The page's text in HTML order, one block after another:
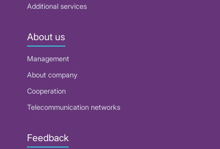
Additional services
About us
Management
About company
Cooperation
Telecommunication networks
Feedback